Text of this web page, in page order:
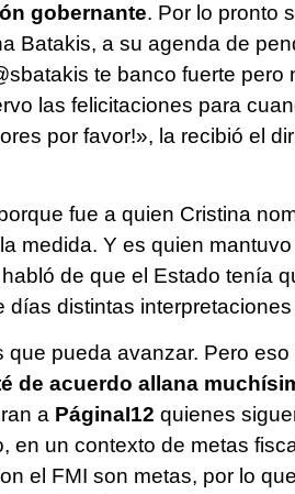
gobernante. Por lo pronto
Batakis, a su agenda de
te banco fuerte pero
las felicitaciones para
por favor!», la recibió el
fue a quien Cristina
medida. Y es quien
de que el Estado tenía
distintas
pueda avanzar. Pero
de acuerdo allana
a PáginaI12 quienes
un contexto de metas
el FMI son metas, por lo